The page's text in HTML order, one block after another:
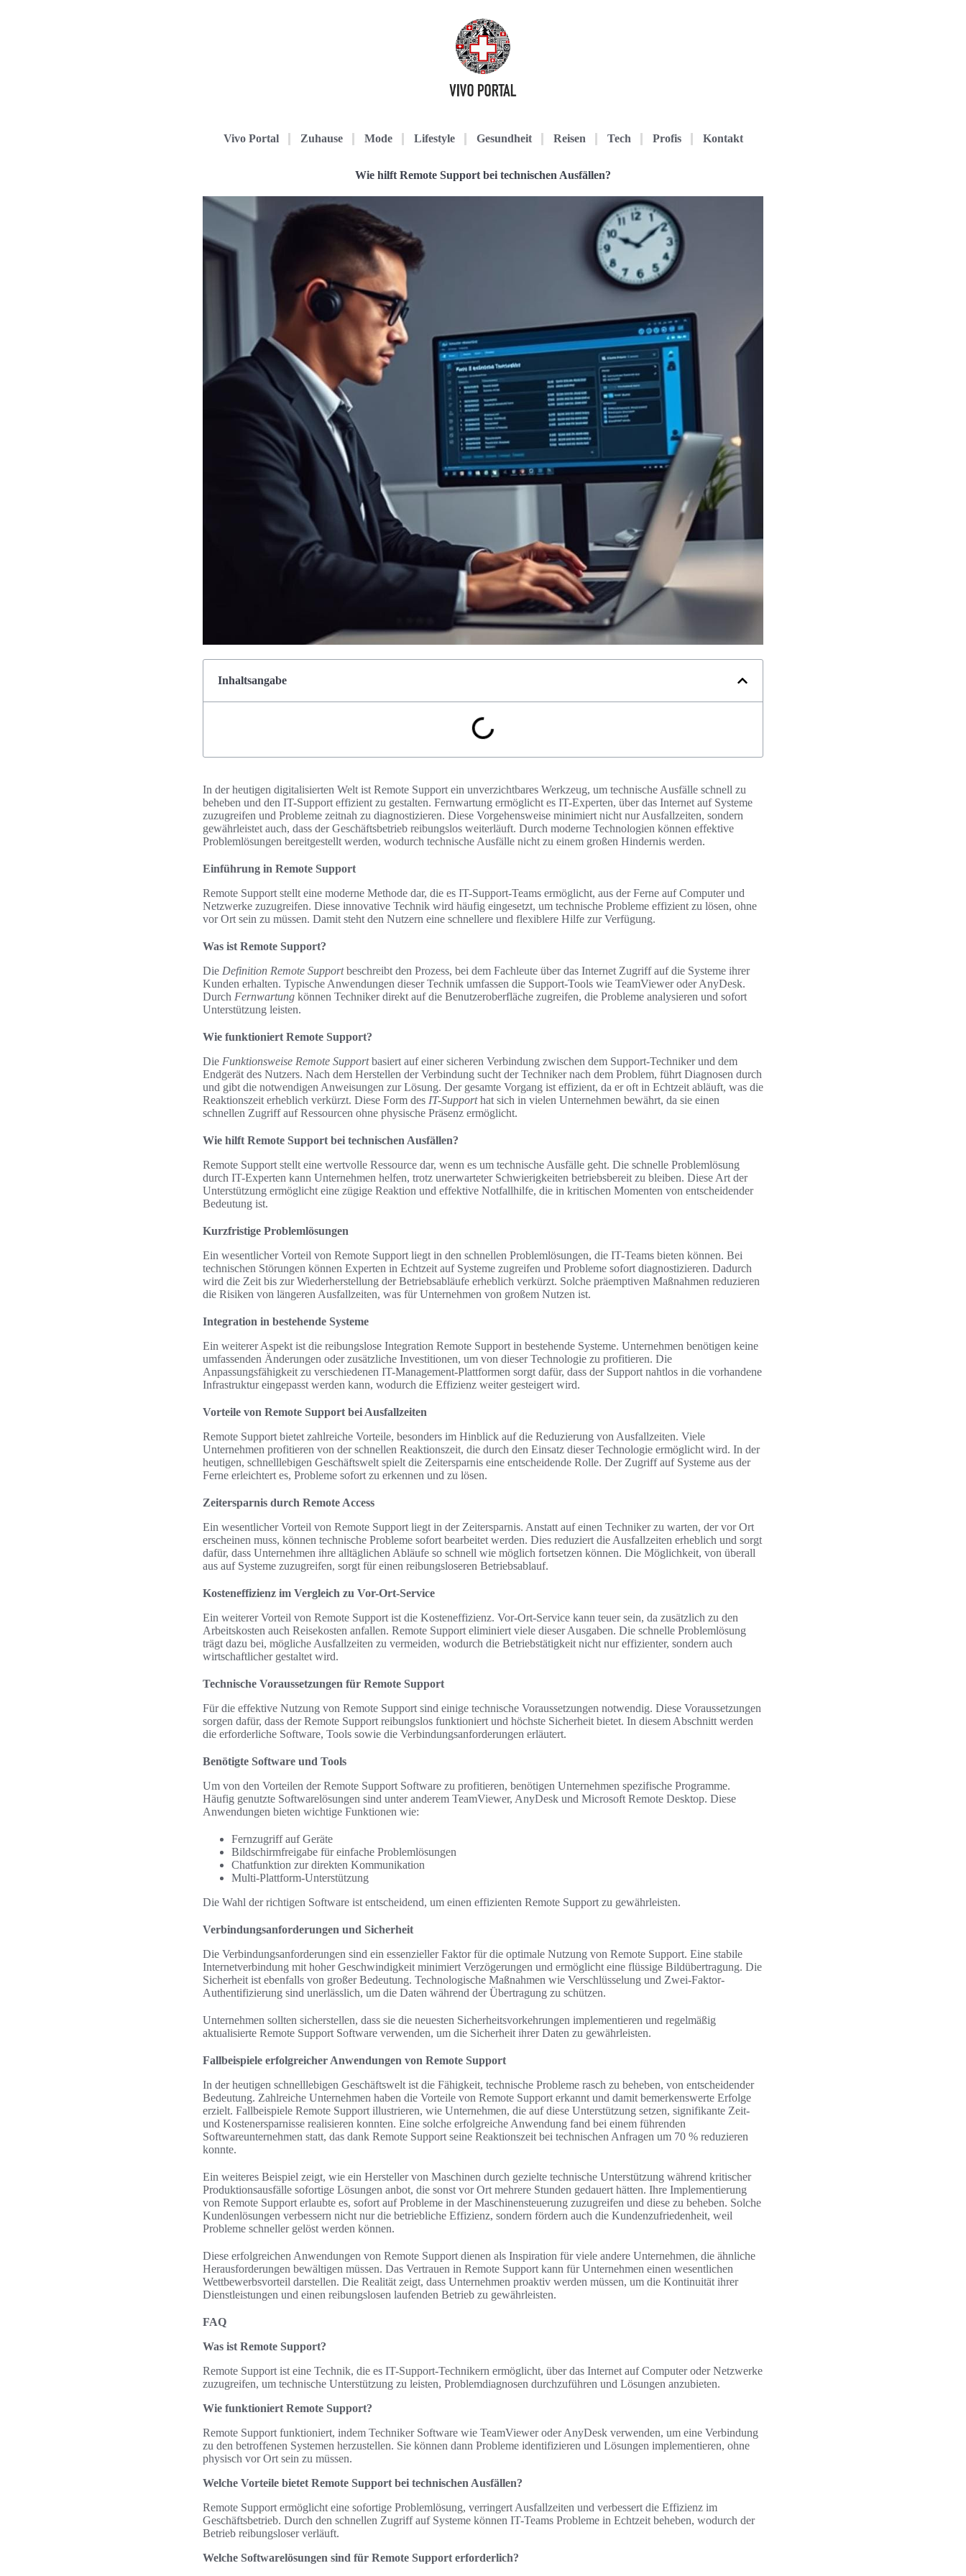
Vivo Portal Zuhause Mode Lifestyle Gesundheit Reisen Tech Profis Kontakt
Wie hilft Remote Support bei technischen Ausfällen?
Inhaltsangabe
In der heutigen digitalisierten Welt ist Remote Support ein unverzichtbares Werkzeug, um technische Ausfälle schnell zu
beheben und den IT-Support effizient zu gestalten. Fernwartung ermöglicht es IT-Experten, über das Internet auf Systeme
zuzugreifen und Probleme zeitnah zu diagnostizieren. Diese Vorgehensweise minimiert nicht nur Ausfallzeiten, sondern
gewährleistet auch, dass der Geschäftsbetrieb reibungslos weiterläuft. Durch moderne Technologien können effektive
Problemlösungen bereitgestellt werden, wodurch technische Ausfälle nicht zu einem großen Hindernis werden.
Einführung in Remote Support
Remote Support stellt eine moderne Methode dar, die es IT-Support-Teams ermöglicht, aus der Ferne auf Computer und
Netzwerke zuzugreifen. Diese innovative Technik wird häufig eingesetzt, um technische Probleme effizient zu lösen, ohne
vor Ort sein zu müssen. Damit steht den Nutzern eine schnellere und flexiblere Hilfe zur Verfügung.
Was ist Remote Support?
Die Definition Remote Supportbeschreibt den Prozess, bei dem Fachleute über das Internet Zugriff auf die Systeme ihrer
Kunden erhalten. Typische Anwendungen dieser Technik umfassen die Support-Tools wie TeamViewer oder AnyDesk.
Durch Fernwartung können Techniker direkt auf die Benutzeroberfläche zugreifen, die Probleme analysieren und sofort
Unterstützung leisten.
Wie funktioniert Remote Support?
Die Funktionsweise Remote Supportbasiert auf einer sicheren Verbindung zwischen dem Support-Techniker und dem
Endgerät des Nutzers. Nach dem Herstellen der Verbindung sucht der Techniker nach dem Problem, führt Diagnosen durch
und gibt die notwendigen Anweisungen zur Lösung. Der gesamte Vorgang ist effizient, da er oft in Echtzeit abläuft, was die
Reaktionszeit erheblich verkürzt. Diese Form des IT-Supporthat sich in vielen Unternehmen bewährt, da sie einen
schnellen Zugriff auf Ressourcen ohne physische Präsenz ermöglicht.
Wie hilft Remote Support bei technischen Ausfällen?
Remote Support stellt eine wertvolle Ressource dar, wenn es um technische Ausfälle geht. Die schnelle Problemlösung
durch IT-Experten kann Unternehmen helfen, trotz unerwarteter Schwierigkeiten betriebsbereit zu bleiben. Diese Art der
Unterstützung ermöglicht eine zügige Reaktion und effektive Notfallhilfe, die in kritischen Momenten von entscheidender
Bedeutung ist.
Kurzfristige Problemlösungen
Ein wesentlicher Vorteil von Remote Support liegt in den schnellen Problemlösungen, die IT-Teams bieten können. Bei
technischen Störungen können Experten in Echtzeit auf Systeme zugreifen und Probleme sofort diagnostizieren. Dadurch
wird die Zeit bis zur Wiederherstellung der Betriebsabläufe erheblich verkürzt. Solche präemptiven Maßnahmen reduzieren
die Risiken von längeren Ausfallzeiten, was für Unternehmen von großem Nutzen ist.
Integration in bestehende Systeme
Ein weiterer Aspekt ist die reibungslose Integration Remote Support in bestehende Systeme. Unternehmen benötigen keine
umfassenden Änderungen oder zusätzliche Investitionen, um von dieser Technologie zu profitieren. Die
Anpassungsfähigkeit zu verschiedenen IT-Management-Plattformen sorgt dafür, dass der Support nahtlos in die vorhandene
Infrastruktur eingepasst werden kann, wodurch die Effizienz weiter gesteigert wird.
Vorteile von Remote Support bei Ausfallzeiten
Remote Support bietet zahlreiche Vorteile, besonders im Hinblick auf die Reduzierung von Ausfallzeiten. Viele
Unternehmen profitieren von der schnellen Reaktionszeit, die durch den Einsatz dieser Technologie ermöglicht wird. In der
heutigen, schnelllebigen Geschäftswelt spielt die Zeitersparnis eine entscheidende Rolle. Der Zugriff auf Systeme aus der
Ferne erleichtert es, Probleme sofort zu erkennen und zu lösen.
Zeitersparnis durch Remote Access
Ein wesentlicher Vorteil von Remote Support liegt in der Zeitersparnis. Anstatt auf einen Techniker zu warten, der vor Ort
erscheinen muss, können technische Probleme sofort bearbeitet werden. Dies reduziert die Ausfallzeiten erheblich und sorgt
dafür, dass Unternehmen ihre alltäglichen Abläufe so schnell wie möglich fortsetzen können. Die Möglichkeit, von überall
aus auf Systeme zuzugreifen, sorgt für einen reibungsloseren Betriebsablauf.
Kosteneffizienz im Vergleich zu Vor-Ort-Service
Ein weiterer Vorteil von Remote Support ist die Kosteneffizienz. Vor-Ort-Service kann teuer sein, da zusätzlich zu den
Arbeitskosten auch Reisekosten anfallen. Remote Support eliminiert viele dieser Ausgaben. Die schnelle Problemlösung
trägt dazu bei, mögliche Ausfallzeiten zu vermeiden, wodurch die Betriebstätigkeit nicht nur effizienter, sondern auch
wirtschaftlicher gestaltet wird.
Technische Voraussetzungen für Remote Support
Für die effektive Nutzung von Remote Support sind einige technische Voraussetzungen notwendig. Diese Voraussetzungen
sorgen dafür, dass der Remote Support reibungslos funktioniert und höchste Sicherheit bietet. In diesem Abschnitt werden
die erforderliche Software, Tools sowie die Verbindungsanforderungen erläutert.
Benötigte Software und Tools
Um von den Vorteilen der Remote Support Software zu profitieren, benötigen Unternehmen spezifische Programme.
Häufig genutzte Softwarelösungen sind unter anderem TeamViewer, AnyDesk und Microsoft Remote Desktop. Diese
Anwendungen bieten wichtige Funktionen wie:
Fernzugriff auf Geräte
Bildschirmfreigabe für einfache Problemlösungen
Chatfunktion zur direkten Kommunikation
Multi-Plattform-Unterstützung
Die Wahl der richtigen Software ist entscheidend, um einen effizienten Remote Support zu gewährleisten.
Verbindungsanforderungen und Sicherheit
Die Verbindungsanforderungen sind ein essenzieller Faktor für die optimale Nutzung von Remote Support. Eine stabile
Internetverbindung mit hoher Geschwindigkeit minimiert Verzögerungen und ermöglicht eine flüssige Bildübertragung. Die
Sicherheit ist ebenfalls von großer Bedeutung. Technologische Maßnahmen wie Verschlüsselung und Zwei-Faktor-
Authentifizierung sind unerlässlich, um die Daten während der Übertragung zu schützen.
Unternehmen sollten sicherstellen, dass sie die neuesten Sicherheitsvorkehrungen implementieren und regelmäßig
aktualisierte Remote Support Software verwenden, um die Sicherheit ihrer Daten zu gewährleisten.
Fallbeispiele erfolgreicher Anwendungen von Remote Support
In der heutigen schnelllebigen Geschäftswelt ist die Fähigkeit, technische Probleme rasch zu beheben, von entscheidender
Bedeutung. Zahlreiche Unternehmen haben die Vorteile von Remote Support erkannt und damit bemerkenswerte Erfolge
erzielt. Fallbeispiele Remote Support illustrieren, wie Unternehmen, die auf diese Unterstützung setzen, signifikante Zeit-
und Kostenersparnisse realisieren konnten. Eine solche erfolgreiche Anwendung fand bei einem führenden
Softwareunternehmen statt, das dank Remote Support seine Reaktionszeit bei technischen Anfragen um 70 % reduzieren
konnte.
Ein weiteres Beispiel zeigt, wie ein Hersteller von Maschinen durch gezielte technische Unterstützung während kritischer
Produktionsausfälle sofortige Lösungen anbot, die sonst vor Ort mehrere Stunden gedauert hätten. Ihre Implementierung
von Remote Support erlaubte es, sofort auf Probleme in der Maschinensteuerung zuzugreifen und diese zu beheben. Solche
Kundenlösungen verbessern nicht nur die betriebliche Effizienz, sondern fördern auch die Kundenzufriedenheit, weil
Probleme schneller gelöst werden können.
Diese erfolgreichen Anwendungen von Remote Support dienen als Inspiration für viele andere Unternehmen, die ähnliche
Herausforderungen bewältigen müssen. Das Vertrauen in Remote Support kann für Unternehmen einen wesentlichen
Wettbewerbsvorteil darstellen. Die Realität zeigt, dass Unternehmen proaktiv werden müssen, um die Kontinuität ihrer
Dienstleistungen und einen reibungslosen laufenden Betrieb zu gewährleisten.
FAQ
Was ist Remote Support?
Remote Support ist eine Technik, die es IT-Support-Technikern ermöglicht, über das Internet auf Computer oder Netzwerke
zuzugreifen, um technische Unterstützung zu leisten, Problemdiagnosen durchzuführen und Lösungen anzubieten.
Wie funktioniert Remote Support?
Remote Support funktioniert, indem Techniker Software wie TeamViewer oder AnyDesk verwenden, um eine Verbindung
zu den betroffenen Systemen herzustellen. Sie können dann Probleme identifizieren und Lösungen implementieren, ohne
physisch vor Ort sein zu müssen.
Welche Vorteile bietet Remote Support bei technischen Ausfällen?
Remote Support ermöglicht eine sofortige Problemlösung, verringert Ausfallzeiten und verbessert die Effizienz im
Geschäftsbetrieb. Durch den schnellen Zugriff auf Systeme können IT-Teams Probleme in Echtzeit beheben, wodurch der
Betrieb reibungsloser verläuft.
Welche Softwarelösungen sind für Remote Support erforderlich?